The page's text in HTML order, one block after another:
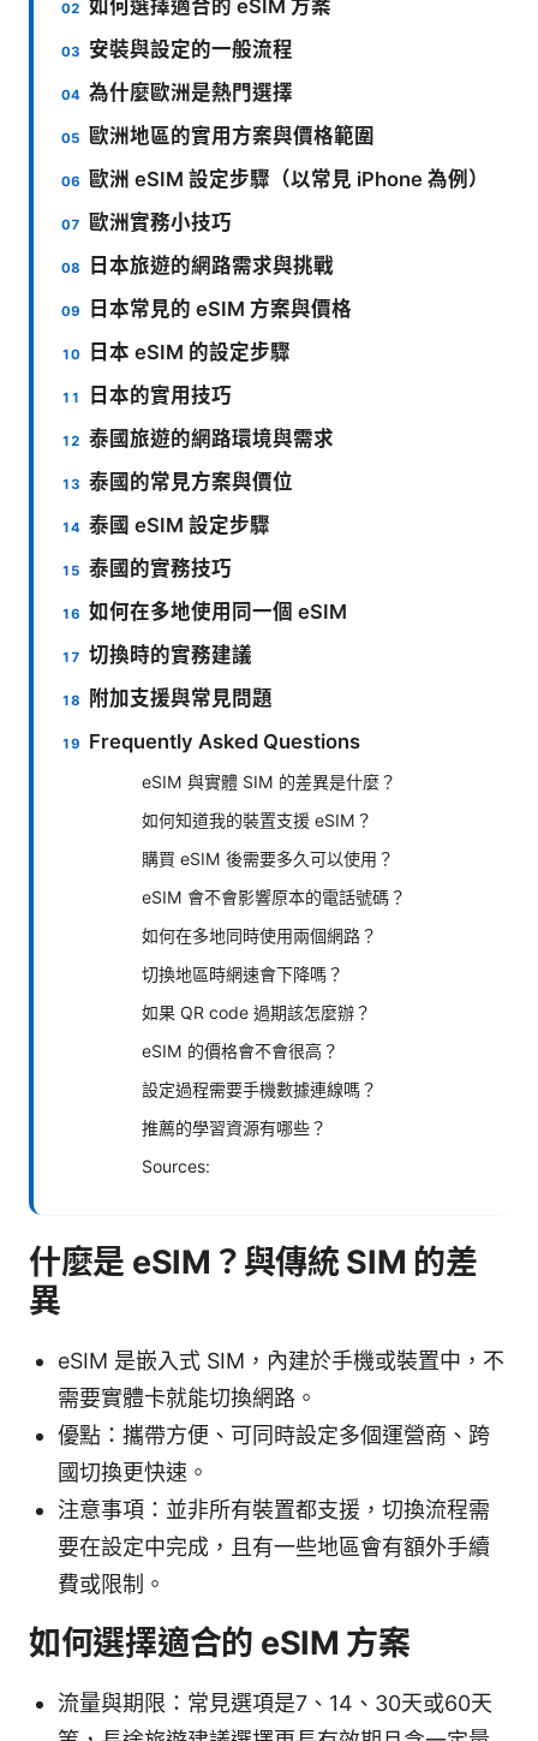
如何選擇適合的 eSIM 方案
安裝與設定的一般流程
為什麼歐洲是熱門選擇
歐洲地區的實用方案與價格範圍
歐洲 eSIM 設定步驟（以常見 iPhone 為例）
歐洲實務小技巧
日本旅遊的網路需求與挑戰
日本常見的 eSIM 方案與價格
日本 eSIM 的設定步驟
日本的實用技巧
泰國旅遊的網路環境與需求
泰國的常見方案與價位
泰國 eSIM 設定步驟
泰國的實務技巧
如何在多地使用同一個 eSIM
切換時的實務建議
附加支援與常見問題
Frequently Asked Questions
eSIM 與實體 SIM 的差異是什麼？
如何知道我的裝置支援 eSIM？
購買 eSIM 後需要多久可以使用？
eSIM 會不會影響原本的電話號碼？
如何在多地同時使用兩個網路？
切換地區時網速會下降嗎？
如果 QR code 過期該怎麼辦？
eSIM 的價格會不會很高？
設定過程需要手機數據連線嗎？
推薦的學習資源有哪些？
Sources:
什麼是 eSIM？與傳統 SIM 的差
異
eSIM 是嵌入式 SIM，內建於手機或裝置中，不
需要實體卡就能切換網路。
優點：攜帶方便、可同時設定多個運營商、跨
國切換更快速。
注意事項：並非所有裝置都支援，切換流程需
要在設定中完成，且有一些地區會有額外手續
費或限制。
如何選擇適合的 eSIM 方案
流量與期限：常見選項是7、14、30天或60天